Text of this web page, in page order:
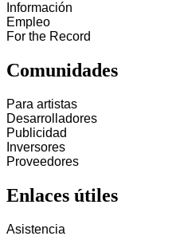
Información
Empleo
For the Record
Comunidades
Para artistas
Desarrolladores
Publicidad
Inversores
Proveedores
Enlaces útiles
Asistencia